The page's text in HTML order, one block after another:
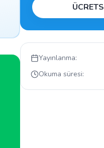
Yayınlanma:
Okuma süresi: